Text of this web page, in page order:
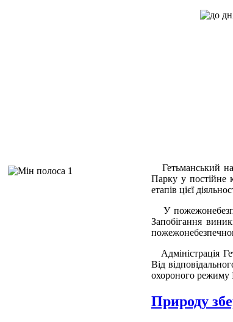
Гетьманський
Парку у постійне
етапів цієї
У
Запобігання
Адміністрація
Від
охороного режиму
Природу